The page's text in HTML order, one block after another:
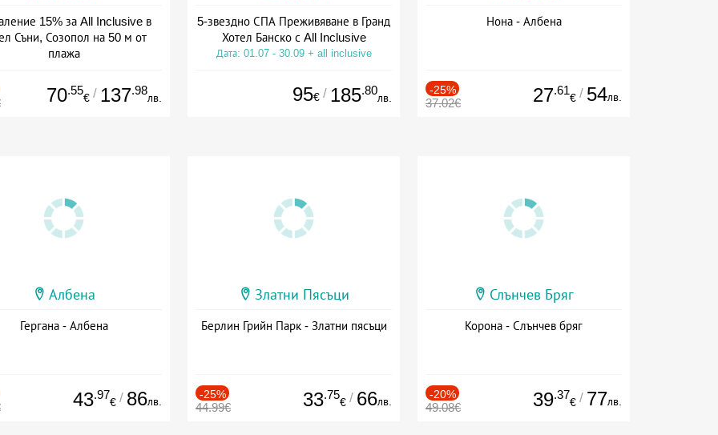
15% за All Inclusive в
Съни, Созопол на 50 м от
плажа
70.55
€ / 137.98
лв.
5-звездно СПА Преживяване в Гранд
Хотел Банско с All Inclusive
Дата: 01.07 - 30.09 + all inclusive
95€ / 185.80
лв.
Нона - Албена
-25%
37.02€ 27.61
€ / 54лв.
Албена
Гергана - Албена
43.97
€ / 86лв.
Златни Пясъци
Берлин Грийн Парк - Златни пясъци
-25%
44.99€ 33.75
€ / 66лв.
Слънчев Бряг
Корона - Слънчев бряг
-20%
49.08€ 39.37
€ / 77лв.